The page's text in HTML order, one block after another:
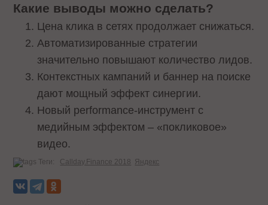
Какие выводы можно сделать?
Цена клика в сетях продолжает снижаться.
Автоматизированные стратегии
значительно повышают количество лидов.
Контекстных кампаний и баннер на поиске
дают мощный эффект синергии.
Новый performance-инструмент с
медийным эффектом – «покликовое»
видео.
Теги: Callday.Finance 2018 Яндекс